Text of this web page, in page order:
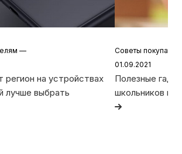
—
регион на устройствах
лучше выбрать
Советы
01.09.2021
Полезные
школьников и